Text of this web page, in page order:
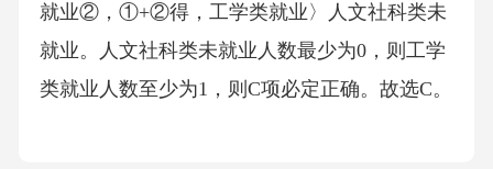
就业②，①+②得，工学类就业〉人文社科类未
就业。人文社科类未就业人数最少为0，则工学
类就业人数至少为1，则C项必定正确。故选C。